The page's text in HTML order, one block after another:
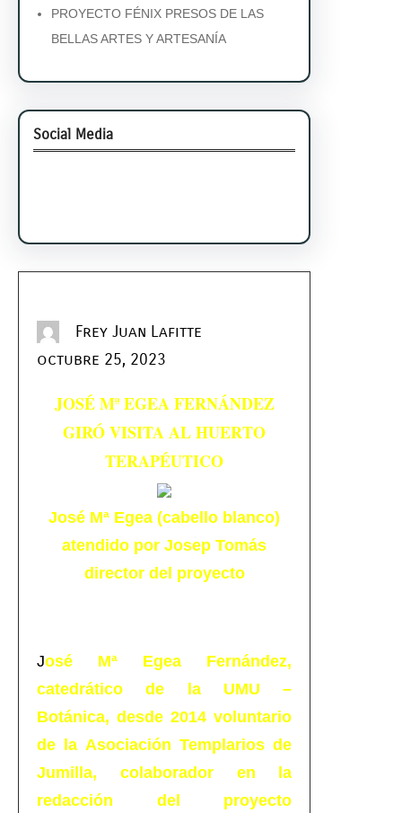
PROYECTO FÉNIX PRESOS DE LAS
BELLAS ARTES Y ARTESANÍA
Social Media
Frey Juan Lafitte
octubre 25, 2023
JOSÉ Mª EGEA FERNÁNDEZ
GIRÓ VISITA AL HUERTO
TERAPÉUTICO
José Mª Egea (cabello blanco)
atendido por Josep Tomás
director del proyecto
José Mª Egea Fernández,
catedrático de la UMU –
Botánica, desde 2014 voluntario
de la Asociación Templarios de
Jumilla, colaborador en la
redacción del proyecto